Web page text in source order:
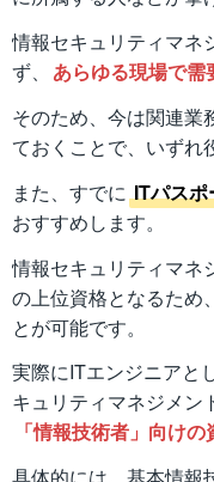
情報セキュリティマネ
ず、
あらゆる現場で需
そのため、今は関連業
ておくことで、いずれ
また、すでに ITパス
おすすめします。
情報セキュリティマネ
の上位資格となるため
とが可能です。
実際にITエンジニアと
キュリティマネジメン
「情報技術者」向け